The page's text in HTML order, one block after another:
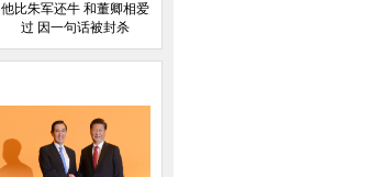
他比朱军还牛 和董卿相爱
过 因一句话被封杀